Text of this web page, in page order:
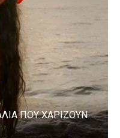
ΠΟΥ ΧΑΡΙΖΟΥΝ